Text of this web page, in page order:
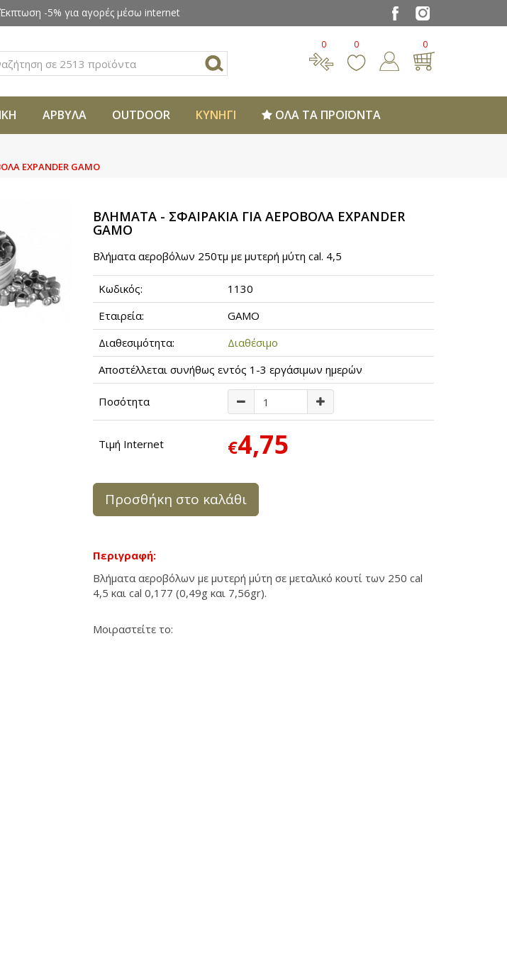
Έκπτωση -5% για αγορές μέσω internet
0 0 0
ΑΡΒΥΛΑ OUTDOOR ΚΥΝΗΓΙ ΟΛΑ ΤΑ ΠΡΟΪΟΝΤΑ
EXPANDER GAMO
ΒΛΗΜΑΤΑ - ΣΦΑΙΡΑΚΙΑ ΓΙΑ ΑΕΡΟΒΟΛΑ EXPANDER
GAMO
Bλήματα αεροβόλων 250τμ με μυτερή μύτη cal. 4,5
Κωδικός:
1130
Εταιρεία:
GAMO
Διαθεσιμότητα:
Διαθέσιμο
Αποστέλλεται συνήθως εντός 1-3 εργάσιμων ημερών
Ποσότητα
Τιμή Internet €4,75
Προσθήκη στο καλάθι
Περιγραφή:
Bλήματα αεροβόλων με μυτερή μύτη σε μεταλικό κουτί των 250 cal
4,5 και cal 0,177 (0,49g και 7,56gr).
Μοιραστείτε το: